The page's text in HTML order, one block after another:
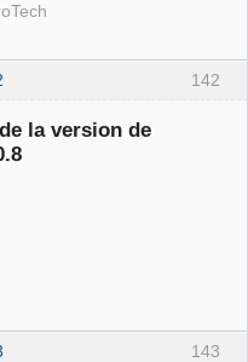
142
la version de
143